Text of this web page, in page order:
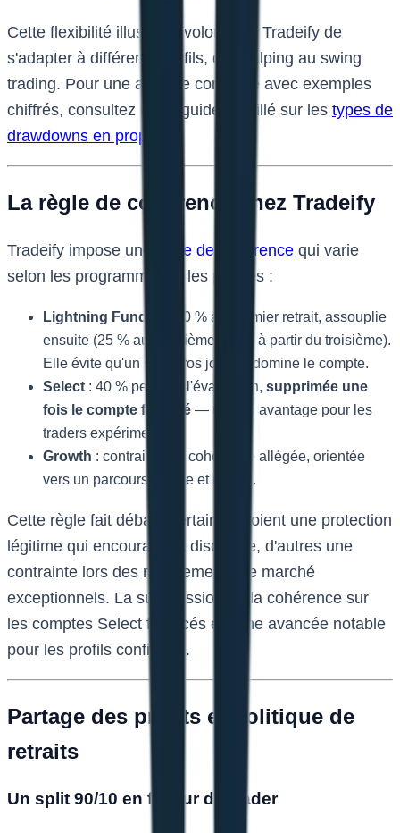
Cette flexibilité illustre la volonté de Tradeify de
s'adapter à différents profils, du scalping au swing
trading. Pour une analyse complète avec exemples
chiffrés, consultez notre guide détaillé sur les types de
drawdowns en prop firm
La règle de cohérence chez Tradeify
Tradeify impose une règle de cohérence qui varie
selon les programmes et les phases :
Lightning Funded
: 20 % au premier retrait, assouplie
ensuite (25 % au deuxième, 30 % à partir du troisième).
Elle évite qu'un seul gros jour ne domine le compte.
Select : 40 % pendant l'évaluation, supprimée une
fois le compte financé — un vrai avantage pour les
traders expérimentés.
Growth : contrainte de cohérence allégée, orientée
vers un parcours simple et rapide.
Cette règle fait débat : certains y voient une protection
légitime qui encourage la discipline, d'autres une
contrainte lors des mouvements de marché
exceptionnels. La suppression de la cohérence sur
les comptes Select financés est une avancée notable
pour les profils confirmés.
Partage des profits et politique de
retraits
Un split 90/10 en faveur du trader